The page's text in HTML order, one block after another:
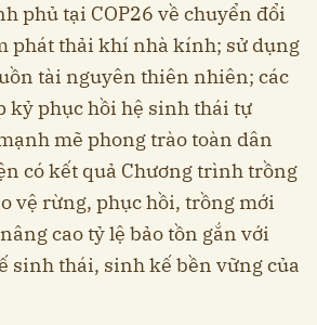
phủ tại COP26 về chuyển đổi
phát thải khí nhà kính; sử dụng
tài nguyên thiên nhiên; các
kỷ phục hồi hệ sinh thái tự
mẽ phong trào toàn dân
có kết quả Chương trình trồng
vệ rừng, phục hồi, trồng mới
cao tỷ lệ bảo tồn gắn với
sinh thái, sinh kế bền vững của